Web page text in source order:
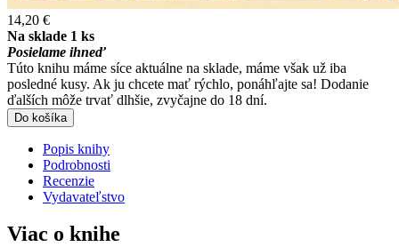
14,20 €
Na sklade 1 ks
Posielame ihneď
Túto knihu máme síce aktuálne na sklade, máme však už iba
posledné kusy. Ak ju chcete mať rýchlo, ponáhľajte sa! Dodanie
ďalších môže trvať dlhšie, zvyčajne do 18 dní.
Do košíka
Popis knihy
Podrobnosti
Recenzie
Vydavateľstvo
Viac o knihe